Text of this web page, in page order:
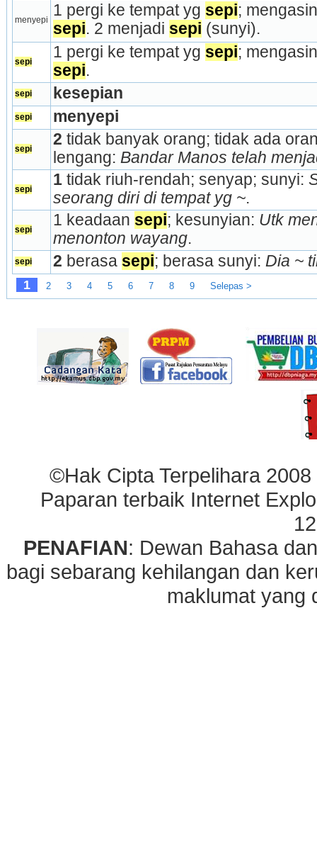
menyepi
1 pergi ke tempat yg sepi
sepi. 2 menjadi sepi (sunyi).
sepi
1 pergi ke tempat yg sepi
sepi.
sepi kesepian
sepi menyepi
sepi
2 tidak banyak orang; tidak ada
lengang: Bandar Manos telah
sepi
1 tidak riuh-rendah; senyap; sunyi:
seorang diri di tempat yg ~.
sepi
1 keadaan sepi; kesunyian: Utk
menonton wayang.
sepi 2 berasa sepi; berasa sunyi: Dia ~
1 2 3 4 5 6 7 8 9 Selepas >
©Hak Cipta Terpelihara
Paparan terbaik Internet
PENAFIAN: Dewan Bahasa
bagi sebarang kehilangan dan
maklumat yang